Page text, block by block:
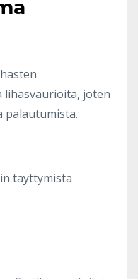
lihasvaurioita, joten
palautumista.
täyttymistä